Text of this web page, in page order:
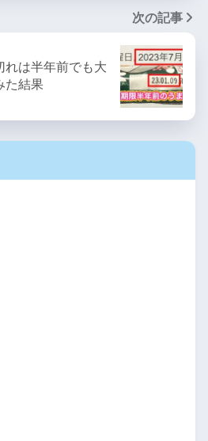
次の記事
れは半年前でも大
た結果